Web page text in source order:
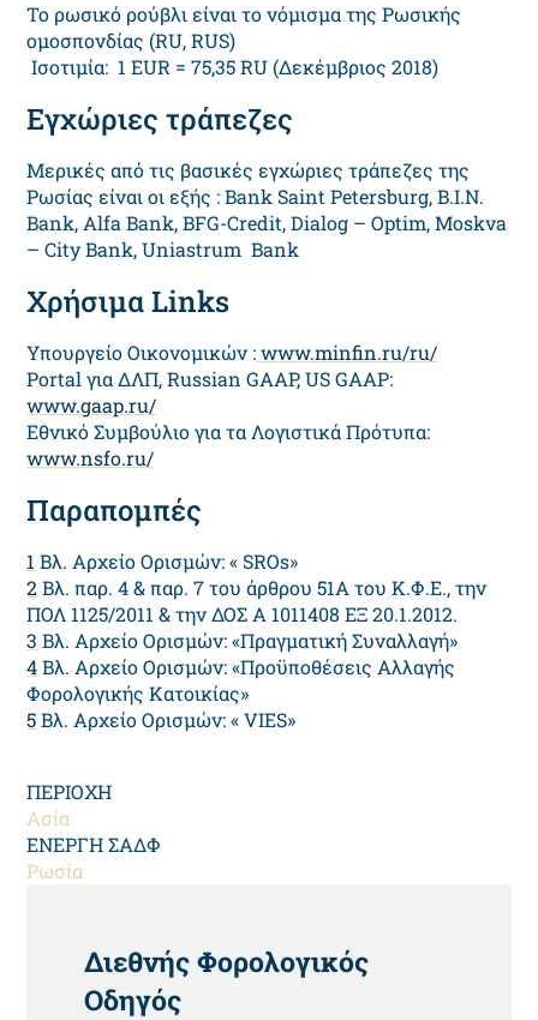
Το ρωσικό ρούβλι είναι το νόμισμα της Ρωσικής
ομοσπονδίας (RU, RUS)
Ισοτιμία: 1 EUR = 75,35 RU (Δεκέμβριος 2018)
Εγχώριες τράπεζες
Μερικές από τις βασικές εγχώριες τράπεζες της
Ρωσίας είναι οι εξής : Bank Saint Petersburg, B.I.N.
Bank, Alfa Bank, BFG-Credit, Dialog – Optim, Moskva
– City Bank, Uniastrum Bank
Χρήσιμα Links
Υπουργείο Οικονομικών :www.minfin.ru/ru/
Portal για ΔΛΠ, Russian GAAP, US GAAP:
www.gaap.ru/
Εθνικό Συμβούλιο για τα Λογιστικά Πρότυπα:
www.nsfo.ru/
Παραπομπές
1 Βλ. Αρχείο Ορισμών: « SROs»
2Βλ. παρ. 4 & παρ. 7 του άρθρου 51Α του Κ.Φ.Ε., την
ΠΟΛ 1125/2011 & την ΔΟΣ Α 1011408 ΕΞ 20.1.2012.
3 Βλ. Αρχείο Ορισμών: «Πραγματική Συναλλαγή»
4Βλ. Αρχείο Ορισμών: «Προϋποθέσεις Αλλαγής
Φορολογικής Κατοικίας»
5Βλ. Αρχείο Ορισμών: « VIES»
ΠΕΡΙΟΧΗ
Ασία
ΕΝΕΡΓΗ ΣΑΔΦ
Ρωσία
HEADING
Διεθνής Φορολογικός
Οδηγός